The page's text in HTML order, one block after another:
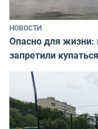
НОВОСТИ
Опасно для
запретили